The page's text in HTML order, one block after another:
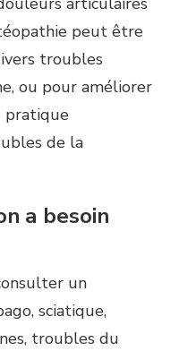
peut être
troubles
ou pour améliorer
pratique
de la
a besoin
un
sciatique,
troubles du